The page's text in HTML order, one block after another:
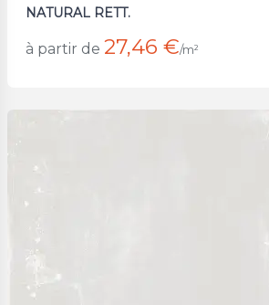
NATURAL RETT.
à partir de 27,46 €/m²